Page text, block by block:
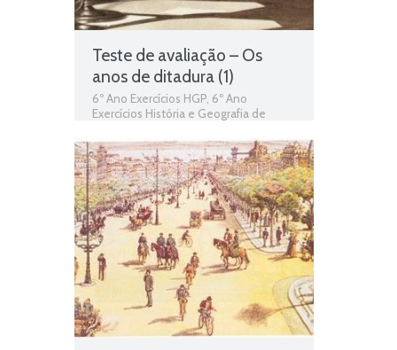
Teste de avaliação – Os
anos de ditadura (1)
6º Ano Exercícios HGP 6º Ano
Exercícios História e Geografia de
de 28 de Maio de 1926,Guerra
colonial,História e Geografia de
Portugal,Oposição ao regime,Os anos
de ditadura,Salazar e o estado novo,
Teste de Avaliação ,Teste Diagnóstico
6º Ano HGP